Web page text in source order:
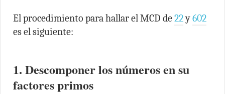
El procedimiento para hallar el MCD de22y602
es el siguiente:
1. Descomponer los números en su
factores primos